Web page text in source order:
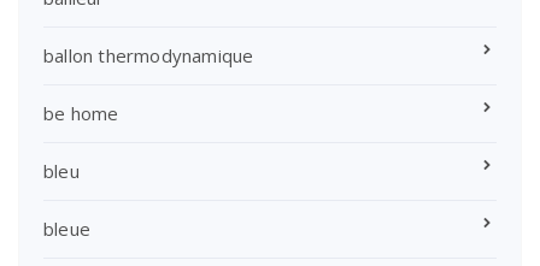
ballon thermodynamique
be home
bleu
bleue